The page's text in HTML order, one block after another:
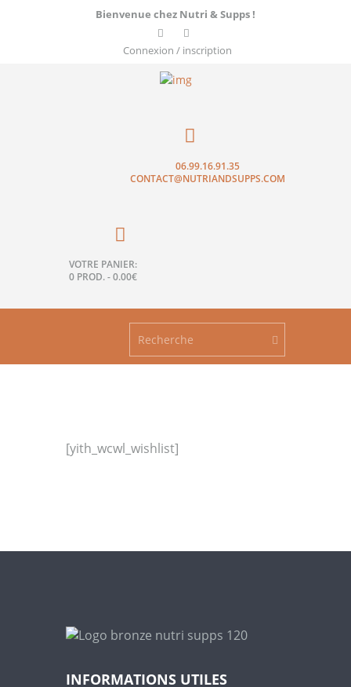
Bienvenue chez Nutri & Supps !
Connexion / inscription
06.99.16.91.35
CONTACT@NUTRIANDSUPPS.COM
VOTRE PANIER:
0 PROD.-0.00€
[yith_wcwl_wishlist]
INFORMATIONS UTILES